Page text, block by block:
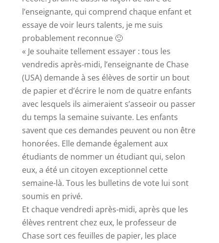
l’enseignante, qui comprend chaque enfant et
essaye de voir leurs talents, je me suis
probablement reconnue 🙂
« Je souhaite tellement essayer : tous les
vendredis après-midi, l’enseignante de Chase
(USA) demande à ses élèves de sortir un bout
de papier et d’écrire le nom de quatre enfants
avec lesquels ils aimeraient s’asseoir ou passer
du temps la semaine suivante. Les enfants
savent que ces demandes peuvent ou non être
honorées. Elle demande également aux
étudiants de nommer un étudiant qui, selon
eux, a été un citoyen exceptionnel cette
semaine-là. Tous les bulletins de vote lui sont
soumis en privé.
Et chaque vendredi après-midi, après que les
élèves rentrent chez eux, le professeur de
Chase sort ces feuilles de papier, les place